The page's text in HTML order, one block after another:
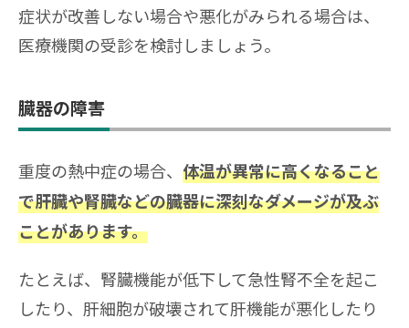
症状が改善しない場合や悪化がみられる場合は、
医療機関の受診を検討しましょう。
臓器の障害
重度の熱中症の場合、 体温が異常に高くなること
で肝臓や腎臓などの臓器に深刻なダメージが及ぶ
ことがあります。
たとえば、腎臓機能が低下して急性腎不全を起こ
したり、肝細胞が破壊されて肝機能が悪化したり